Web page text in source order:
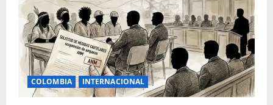
COLOMBIA INTERNACIONAL